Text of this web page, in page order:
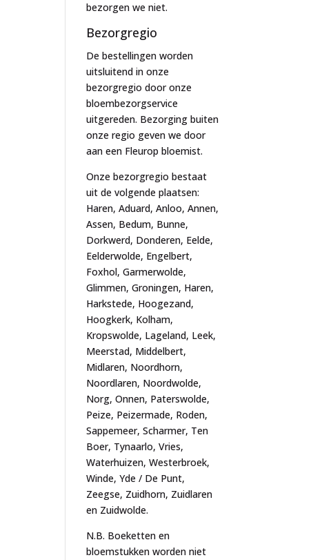
bezorgen we niet.
Bezorgregio
De bestellingen worden
uitsluitend in onze
bezorgregio door onze
bloembezorgservice
uitgereden. Bezorging buiten
onze regio geven we door
aan een Fleurop bloemist.
Onze bezorgregio bestaat
uit de volgende plaatsen:
Haren, Aduard, Anloo, Annen,
Assen, Bedum, Bunne,
Dorkwerd, Donderen, Eelde,
Eelderwolde, Engelbert,
Foxhol, Garmerwolde,
Glimmen, Groningen, Haren,
Harkstede, Hoogezand,
Hoogkerk, Kolham,
Kropswolde, Lageland, Leek,
Meerstad, Middelbert,
Midlaren, Noordhorn,
Noordlaren, Noordwolde,
Norg, Onnen, Paterswolde,
Peize, Peizermade, Roden,
Sappemeer, Scharmer, Ten
Boer, Tynaarlo, Vries,
Waterhuizen, Westerbroek,
Winde, Yde / De Punt,
Zeegse, Zuidhorn, Zuidlaren
en Zuidwolde.
N.B. Boeketten en
bloemstukken worden niet